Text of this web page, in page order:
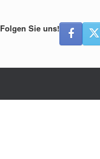
Folgen Sie uns!